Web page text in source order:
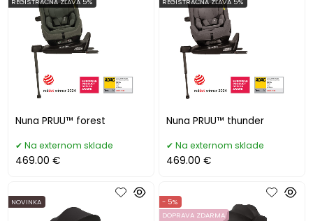
Nuna PRUU™ forest
Na externom sklade
469.00 €
Nuna PRUU™ thunder
Na externom sklade
469.00 €
NOVINKA
- 5%
DOPRAVA ZDARMA